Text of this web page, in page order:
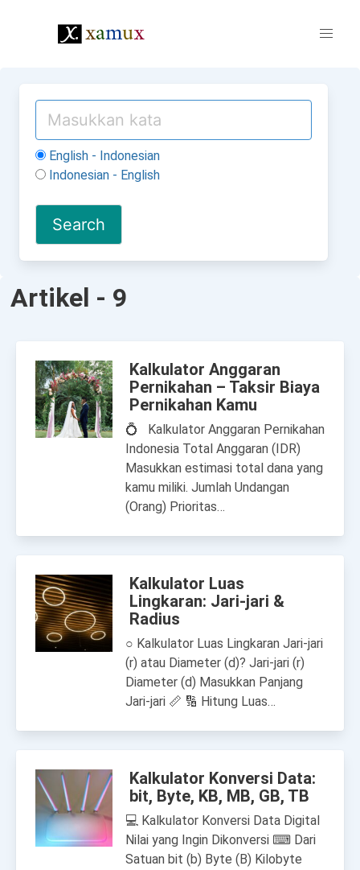
English - Indonesian
Indonesian - English
Artikel - 9
Kalkulator Anggaran
Pernikahan – Taksir Biaya
Pernikahan Kamu
💍 Kalkulator Anggaran Pernikahan
Indonesia Total Anggaran (IDR)
Masukkan estimasi total dana yang
kamu miliki. Jumlah Undangan
(Orang) Prioritas…
Kalkulator Luas
Lingkaran: Jari-jari &
Radius
○ Kalkulator Luas Lingkaran Jari-jari
(r) atau Diameter (d)? Jari-jari (r)
Diameter (d) Masukkan Panjang
Jari-jari 📏 🔢 Hitung Luas…
Kalkulator Konversi Data:
bit, Byte, KB, MB, GB, TB
💻 Kalkulator Konversi Data Digital
Nilai yang Ingin Dikonversi ⌨ Dari
Satuan bit (b) Byte (B) Kilobyte